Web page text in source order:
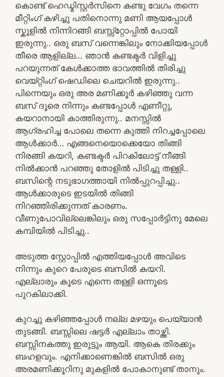
കൊണ്ട് ഹെഡ്മിസ്റ്റർസിനെ കണ്ടു വേഗം തന്നെ
മീറ്റിംഗ് കഴിച്ചു പതിനൊന്നു മണി ആയപ്പോൾ
സ്കൂളിൽ നിന്നിറങ്ങി ബസ്സ്റ്റോപ്പിൽ പോയി
ഇരുന്നു.. ഒരു ബസ് വന്നെങ്കിലും നോക്കിയപ്പോൾ
തീരെ ആളില്ല… ഞാൻ കണ്ടക്ടർ വിളിച്ചു
പറയുന്നത് കേൾക്കാത്ത ഭാവത്തിൽ തിരിച്ചു
വെയ്റ്റിംഗ് ഷെഡിലെ ചെയറിൽ ഇരുന്നു..
പിന്നെയും ഒരു അര മണിക്കൂർ കഴിഞ്ഞു വന്ന
ബസ് ദൂരെ നിന്നും കണ്ടപ്പോൾ എണീറ്റു,
കയറാനായി കാത്തിരുന്നു.. മനസ്സിൽ
ആഗ്രഹിച്ച പോലെ തന്നെ കുത്തി നിറച്ചപ്പോലെ
ആൾക്കാർ… എങ്ങനെയൊക്കെയോ തിങ്ങി
നിരങ്ങി കയറി, കണ്ടക്ടർ പിറകിലോട്ട് നീങ്ങി
നിൽക്കാൻ പറഞ്ഞു തോളിൽ പിടിച്ചു തള്ളി..
ബസിന്റെ നടുഭാഗത്തായി നിൽപ്പുറപ്പിച്ചു..
ആൾക്കാരുടെ ഇടയിൽ തിങ്ങി
നിറഞ്ഞിരിക്കുന്നത് കാരണം.
വീണുപോവില്ലെങ്കിലും ഒരു സപ്പോർട്ടിനു മേലെ
കമ്പിയിൽ പിടിച്ചു..
അടുത്ത സ്റ്റോപ്പിൽ എത്തിയപ്പോൾ അവിടെ
നിന്നും കുറെ പേരുടെ ബസിൽ കയറി.
എല്ലാരും കൂടെ എന്നെ തള്ളി ഒന്നൂടെ
പുറകിലാക്കി.
കുറച്ചു കഴിഞ്ഞപ്പോൾ നല്ല മഴയും പെയ്യാൻ
തുടങ്ങി. ബസ്സിലെ ഷട്ടർ എല്ലാം താഴ്ത്തി.
ബസ്സിനകത്തു ഇരുട്ടും ആയി. ആകെ തിരക്കും
ബഹളവും. എനിക്കാണെങ്കിൽ ബസിൽ ഒരു
അരമണിക്കൂറിനു മുകളിൽ പോകാനുണ്ട് താനും.